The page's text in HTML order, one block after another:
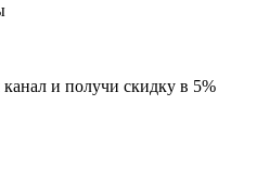
и получи скидку в 5%